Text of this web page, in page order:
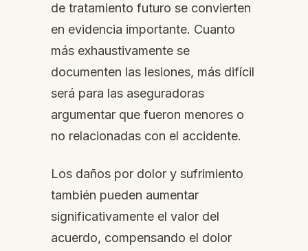
de tratamiento futuro se convierten
en evidencia importante. Cuanto
más exhaustivamente se
documenten las lesiones, más difícil
será para las aseguradoras
argumentar que fueron menores o
no relacionadas con el accidente.
Los daños por dolor y sufrimiento
también pueden aumentar
significativamente el valor del
acuerdo, compensando el dolor